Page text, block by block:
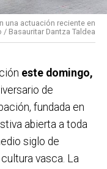
una actuación reciente en
/ Basauritar Dantza Taldea
este domingo,
de
fundada en
abierta a toda
siglo de
vasca. La